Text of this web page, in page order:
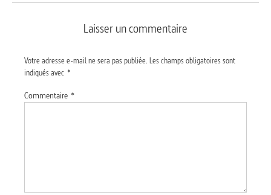
Laisser un commentaire
Votre adresse e-mail ne sera pas publiée. Les champs obligatoires sont
indiqués avec *
Commentaire *